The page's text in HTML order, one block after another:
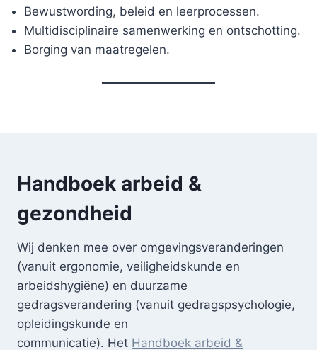
Bewustwording, beleid en leerprocessen.
Multidisciplinaire samenwerking en ontschotting.
Borging van maatregelen.
Handboek arbeid &
gezondheid
Wij denken mee over omgevingsveranderingen
(vanuit ergonomie, veiligheidskunde en
arbeidshygiëne) en duurzame
gedragsverandering (vanuit gedragspsychologie,
opleidingskunde en
communicatie). Het Handboek arbeid &